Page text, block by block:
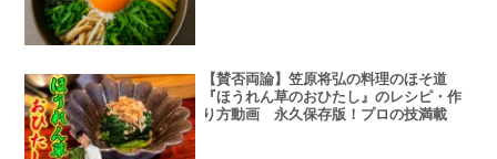
【賛否両論】笠原将弘の料理のほそ道
『ほうれん草のおひたし』のレシピ・作
り方動画 永久保存版！プロの技満載